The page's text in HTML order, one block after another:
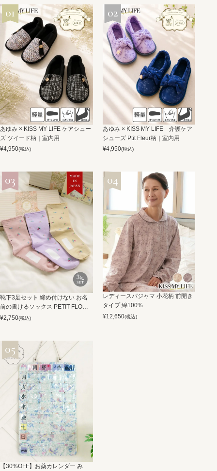
あゆみ × KISS MY LIFE ケアシュー
ズ ツイード柄｜室内用
¥4,950(税込)
あゆみ × KISS MY LIFE 介護ケア
シューズ Ptit Fleur柄｜室内用
¥4,950(税込)
靴下3足セット 締め付けない お名
前の書けるソックス PETIT FLOWE
R
¥2,750(税込)
レディースパジャマ 小花柄 前開き
タイプ 綿100%
¥12,650(税込)
【30%OFF】お薬カレンダー み